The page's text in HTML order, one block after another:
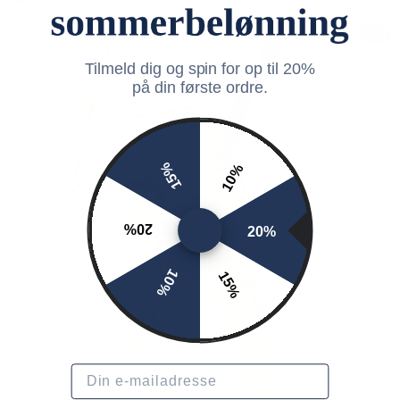
Tilmeld dig og spin for op til 20%
på din første ordre.
10%
20%
15%
10%
20%
15%
Email